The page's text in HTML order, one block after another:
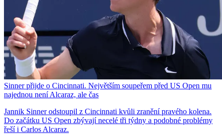
Sinner přijde o Cincinnati. Největším soupeřem před US Open mu
najednou není Alcaraz, ale čas
Jannik Sinner odstoupil z Cincinnati kvůli zranění pravého kolena.
Do začátku US Open zbývají necelé tři týdny a podobné problémy
řeší i Carlos Alcaraz.